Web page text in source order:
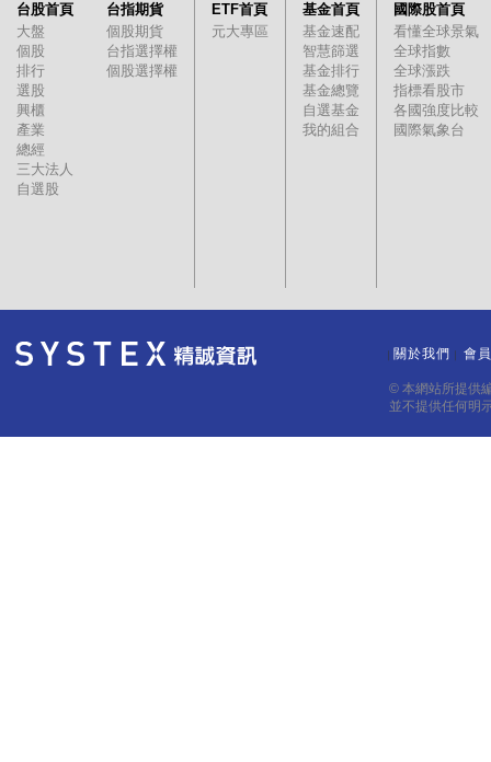
台股首頁
大盤
個股
排行
選股
興櫃
產業
總經
三大法人
自選股
台指期貨
個股期貨
台指選擇權
個股選擇權
ETF首頁
元大專區
基金首頁
基金速配
智慧篩選
基金排行
基金總覽
自選基金
我的組合
國際股首頁
看懂全球景氣
全球指數
全球漲跌
指標看股市
各國強度比較
國際氣象台
關於我們 會
© 本網站所提供
並不提供任何明